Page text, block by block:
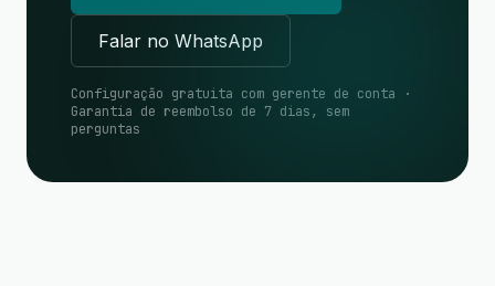
Falar no WhatsApp
Configuração gratuita com gerente de conta ·
Garantia de reembolso de 7 dias, sem
perguntas